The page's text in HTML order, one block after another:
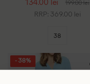
199.00 lei
RRP: 369.00 lei
38
- 38%